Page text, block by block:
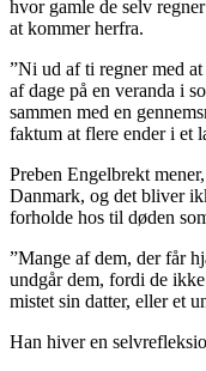
hvor gamle de selv
at kommer herfra.
”Ni ud af ti regner med
af dage på en veranda i
sammen med en
faktum at flere ender i et
Preben Engelbrekt
Danmark, og det bliver
forholde hos til døden
”Mange af dem, der får
undgår dem, fordi de
mistet sin datter, eller et
Han hiver en